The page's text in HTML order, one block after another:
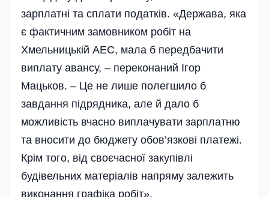
зарплатні та сплати податків. «Держава, яка
є фактичним замовником робіт на
Хмельницькій АЕС, мала б передбачити
виплату авансу, – переконаний Ігор
Мацьков. – Це не лише полегшило б
завдання підрядника, але й дало б
можливість вчасно виплачувати зарплатню
та вносити до бюджету обов’язкові платежі.
Крім того, від своєчасної закупівлі
будівельних матеріалів напряму залежить
виконання графіка робіт».